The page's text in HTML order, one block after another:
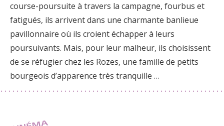
course-poursuite à travers la campagne, fourbus et
fatigués, ils arrivent dans une charmante banlieue
pavillonnaire où ils croient échapper à leurs
poursuivants. Mais, pour leur malheur, ils choisissent
de se réfugier chez les Rozes, une famille de petits
bourgeois d’apparence très tranquille …